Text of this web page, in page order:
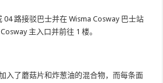
04 路接驳巴士并在 Wisma Cosway 巴士站
主入口并前往 1 楼。
入了蘑菇片和炸葱油的混合物，而每条面